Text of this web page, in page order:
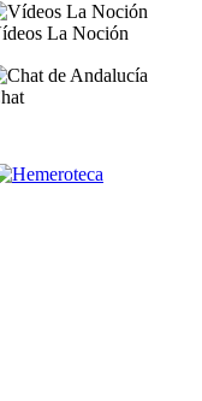
La Noción